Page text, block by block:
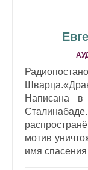
Написана
мотив
имя